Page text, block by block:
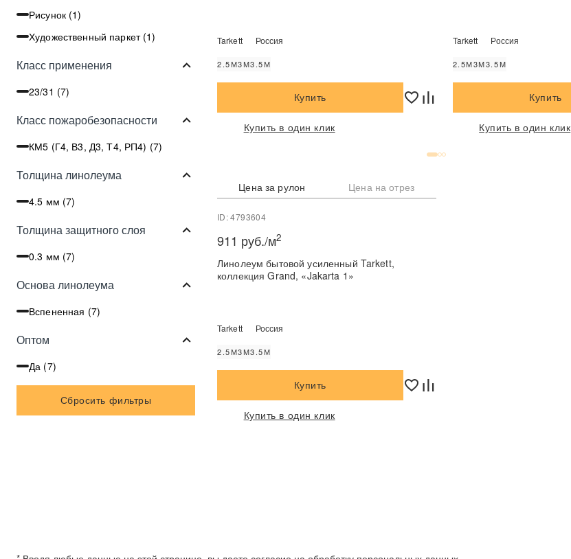
Рисунок (1)
Художественный паркет (1)
Класс применения
23/31 (7)
Класс пожаробезопасности
КМ5 (Г4, В3, Д3, Т4, РП4) (7)
Толщина линолеума
4.5 мм (7)
Толщина защитного слоя
0.3 мм (7)
Основа линолеума
Вспененная (7)
Оптом
Да (7)
Сбросить фильтры
Tarkett Россия
2.5М3М3.5М
Купить
Купить в один клик
Tarkett Россия
2.5М3М3.5М
Купить
Купить в один клик
Цена за рулон Цена на отрез
ID: 4793604
911 руб./м2
Линолеум бытовой усиленный Tarkett,
коллекция Grand, «Jakarta 1»
Tarkett Россия
2.5М3М3.5М
Купить
Купить в один клик